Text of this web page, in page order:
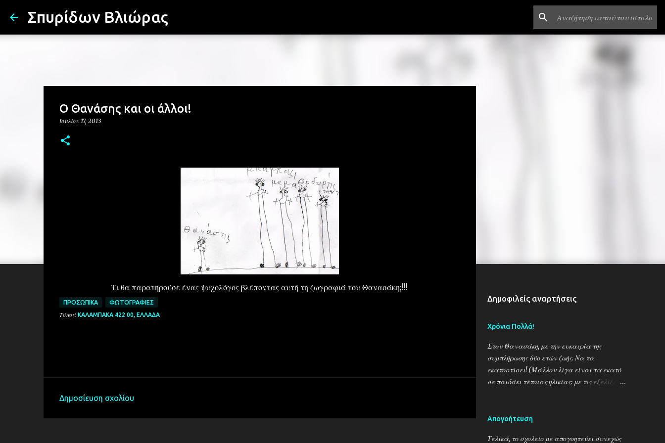
Σπυρίδων Βλιώρας
Ο Θανάσης και οι άλλοι!
Ιουλίου 17, 2013
Τι θα παρατηρούσε ένας ψυχολόγος βλέποντας αυτή τη ζωγραφιά του Θανασάκη;!!!
ΠΡΟΣΩΠΙΚΆ ΦΩΤΟΓΡΑΦΊΕΣ
Τόπος: ΚΑΛΑΜΠΆΚΑ 422 00, ΕΛΛΆΔΑ
Δημοσίευση σχολίου
Δημοφιλείς αναρτήσεις
Χρόνια Πολλά!
Στον Θανασάκη, με την ευκαιρία της
συμπλήρωσης δύο ετών ζωής. Να τα
εκατοστίσει! (Μάλλον λίγα είναι τα εκατό
σε παιδάκι τέτοιας ηλικίας: με τις εξελίξεις
Απογοήτευση
Τελικά, το σχολείο με απογοητεύει συνεχώς